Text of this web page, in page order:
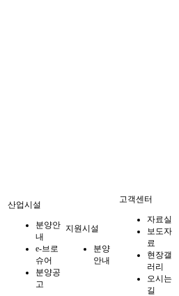
산업시설
분양안
내
e-브로
슈어
분양공
고
지원시설
분양
안내
고객센터
자료실
보도자
료
현장갤
러리
오시는
길